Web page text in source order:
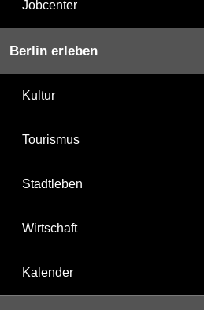
Jobcenter
Berlin erleben
Kultur
Tourismus
Stadtleben
Wirtschaft
Kalender